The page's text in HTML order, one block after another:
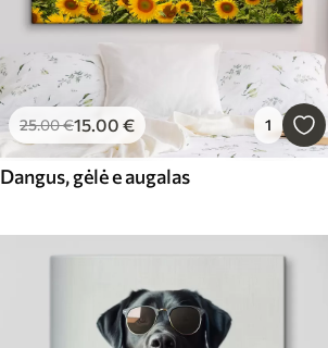
25.00€15.00 € 1
Dangus, gėlė e augalas